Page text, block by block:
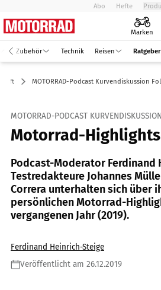
Abo Hefte
Marken
Zubehör Technik Reisen Ratgeber
MOTORRAD-Podcast Kurvendiskussion
MOTORRAD-PODCAST
Motorrad-Highlights
Podcast-Moderator Ferdinand
Testredakteure Johannes
Correra unterhalten sich über
persönlichen Motorrad-
vergangenen Jahr (2019).
Ferdinand Heinrich-Steige
Veröffentlicht am 26.12.2019